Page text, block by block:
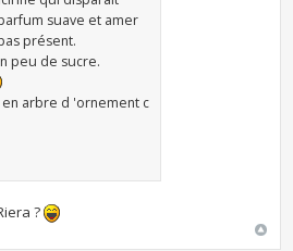
suave et amer
présent.
peu de sucre.
arbre d 'ornement c
?